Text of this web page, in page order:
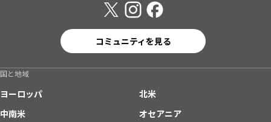
コミュニティを見る
国と地域
ヨーロッパ
北米
中南米
オセアニア